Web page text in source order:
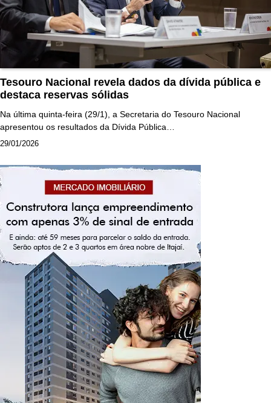
Tesouro Nacional revela dados da dívida pública e
destaca reservas sólidas
Na última quinta-feira (29/1), a Secretaria do Tesouro Nacional
apresentou os resultados da Dívida Pública…
29/01/2026